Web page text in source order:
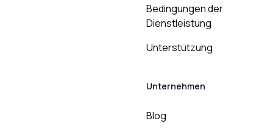
Bedingungen der
Dienstleistung
Unterstützung
Unternehmen
Blog